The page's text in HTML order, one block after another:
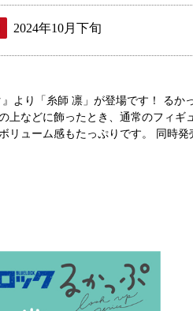
2024年10月下旬
より「糸師 凛」が登場です！ る
上などに飾ったとき、通常のフィ
リューム感もたっぷりです。 同時